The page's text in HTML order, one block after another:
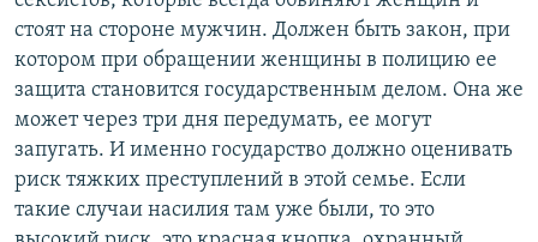
стоят на стороне мужчин. Должен быть закон, при
котором при обращении женщины в полицию ее
защита становится государственным делом. Она же
может через три дня передумать, ее могут
запугать. И именно государство должно оценивать
риск тяжких преступлений в этой семье. Если
такие случаи насилия там уже были, то это